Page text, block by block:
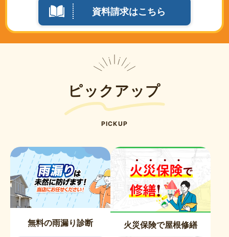
資料請求はこちら
ピックアップ
PICKUP
無料の雨漏り診断 火災保険で屋根修繕